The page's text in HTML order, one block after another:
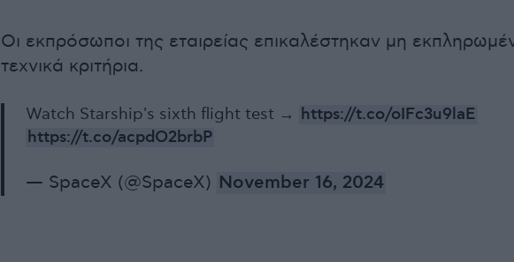
Οι εκπρόσωποι της εταιρείας επικαλέστηκαν μη
τεχνικά κριτήρια.
Watch Starship's sixth flight test → https://t.co/oIFc3u9laE
https://t.co/acpdO2brbP
— SpaceX (@SpaceX) November 16, 2024